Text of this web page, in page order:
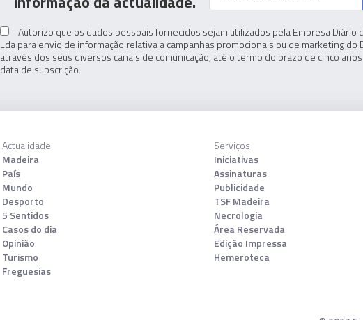
Autorizo que os dados pessoais fornecidos sejam utilizados pela Empresa Diário
Lda para envio de informação relativa a campanhas promocionais ou de marketing do
através dos seus diversos canais de comunicação, até o termo do prazo de cinco
data de subscrição.
Actualidade
Madeira
País
Mundo
Desporto
5 Sentidos
Casos do dia
Opinião
Turismo
Freguesias
Serviços
Iniciativas
Assinaturas
Publicidade
TSF Madeira
Necrologia
Área Reservada
Edição Impressa
Hemeroteca